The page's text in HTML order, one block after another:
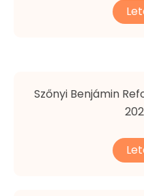
Szőnyi Benjámin